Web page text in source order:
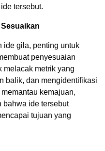
tersebut.
ide gila, penting untuk
penyesuaian
melacak metrik yang
balik, dan mengidentifikasi
kemajuan,
bahwa ide tersebut
tujuan yang